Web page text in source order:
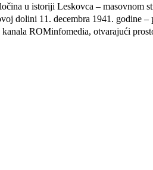
u istoriji Leskovca – masovnom
dolini 11. decembra 1941. godine –
ROMinfomedia, otvarajući